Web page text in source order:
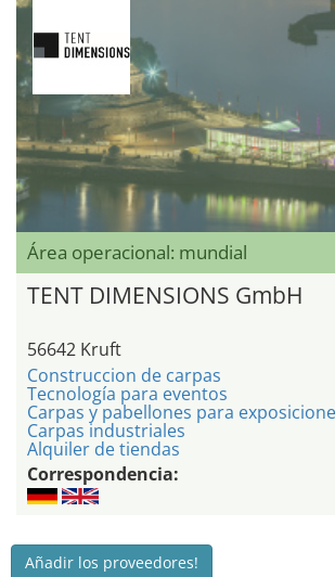
Área operacional: mundial
TENT DIMENSIONS GmbH
56642 Kruft
Construccion de carpas
Tecnología para eventos
Carpas y pabellones para
Carpas industriales
Alquiler de tiendas
Correspondencia:
Añadir los proveedores!